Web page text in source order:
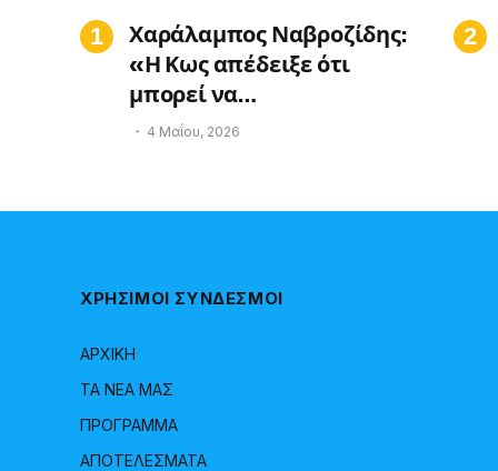
Χαράλαμπος Ναβροζίδης:
«Η Κως απέδειξε ότι
μπορεί να
πρωταγωνιστεί»
4 Μαΐου, 2026
ΧΡΗΣΙΜΟΙ ΣΥΝΔΕΣΜΟΙ
ΑΡΧΙΚΗ
ΤΑ ΝΕΑ ΜΑΣ
ΠΡΟΓΡΑΜΜΑ
ΑΠΟΤΕΛΕΣΜΑΤΑ